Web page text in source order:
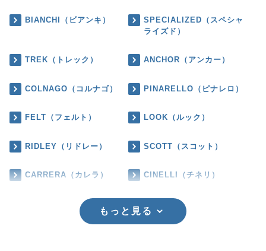
BIANCHI（ビアンキ）
SPECIALIZED（スペシャ
ライズド）
TREK（トレック） ANCHOR（アンカー）
COLNAGO（コルナゴ） PINARELLO（ピナレロ）
FELT（フェルト） LOOK（ルック）
RIDLEY（リドレー） SCOTT（スコット）
CARRERA（カレラ） CINELLI（チネリ）
もっと見る